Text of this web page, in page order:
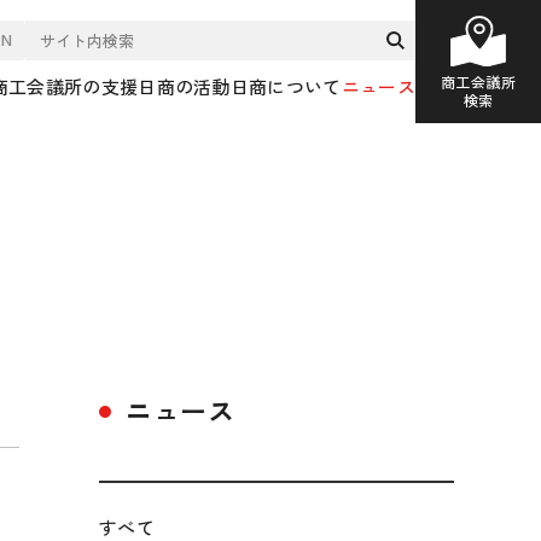
工会議所の支援日商の活動日商についてニュース
商工会議所
検索
ニュース
すべて